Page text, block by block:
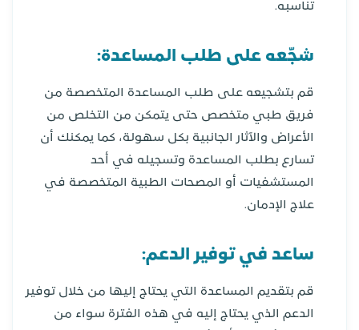
تناسبه.
شجّعه على طلب المساعدة:
قم بتشجيعه على طلب المساعدة المتخصصة من
فريق طبي متخصص حتى يتمكن من التخلص من
الأعراض والآثار الجانبية بكل سهولة، كما يمكنك أن
تسارع بطلب المساعدة وتسجيله في أحد
المستشفيات أو المصحات الطبية المتخصصة في
علاج الإدمان.
ساعد في توفير الدعم:
قم بتقديم المساعدة التي يحتاج إليها من خلال توفير
الدعم الذي يحتاج إليه في هذه الفترة سواء من